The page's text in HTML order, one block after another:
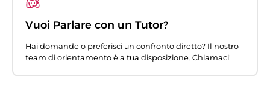
Vuoi Parlare con un Tutor?
Hai domande o preferisci un confronto diretto? Il nostro
team di orientamento è a tua disposizione. Chiamaci!